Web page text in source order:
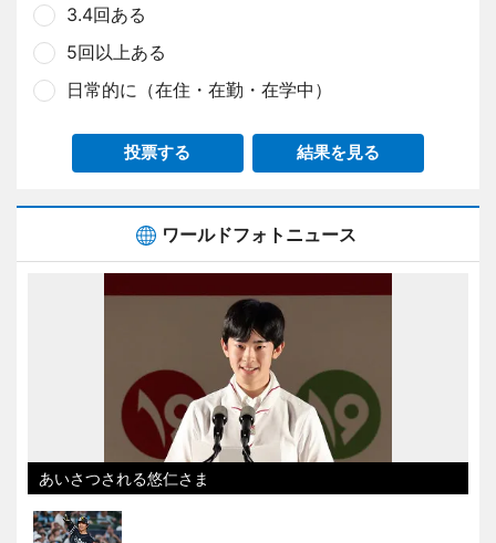
3.4回ある
5回以上ある
日常的に（在住・在勤・在学中）
投票する 結果を見る
ワールドフォトニュース
あいさつされる悠仁さま